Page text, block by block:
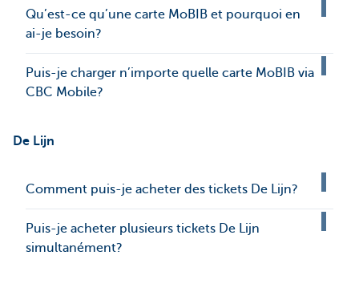
Qu’est-ce qu’une carte MoBIB et pourquoi en
ai-je besoin?
Puis-je charger n’importe quelle carte MoBIB via
CBC Mobile?
De Lijn
Comment puis-je acheter des tickets De Lijn?
Puis-je acheter plusieurs tickets De Lijn
simultanément?